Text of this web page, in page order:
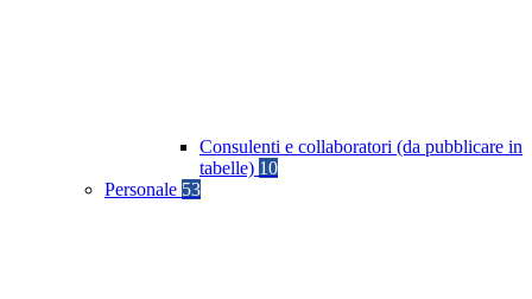
Consulenti e collaboratori (da pubblicare in
tabelle) 10
Personale 53